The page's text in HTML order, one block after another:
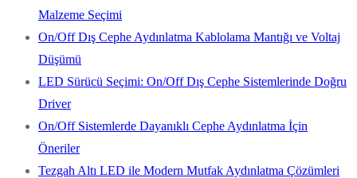
Malzeme Seçimi
On/Off Dış Cephe Aydınlatma Kablolama Mantığı ve Voltaj
Düşümü
LED Sürücü Seçimi: On/Off Dış Cephe Sistemlerinde Doğru
Driver
On/Off Sistemlerde Dayanıklı Cephe Aydınlatma İçin
Öneriler
Tezgah Altı LED ile Modern Mutfak Aydınlatma Çözümleri